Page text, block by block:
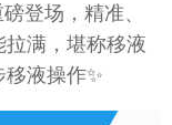
登场，精准、
满，堪称移液
液操作✨